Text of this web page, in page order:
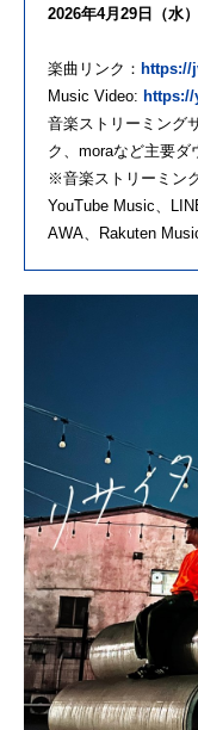
2026年4月29日（水
楽曲リンク： https://
Music Video:
音楽ストリーミング
ク、moraなど主要ダ
※音楽ストリーミン
YouTube Music、
AWA、Rakuten